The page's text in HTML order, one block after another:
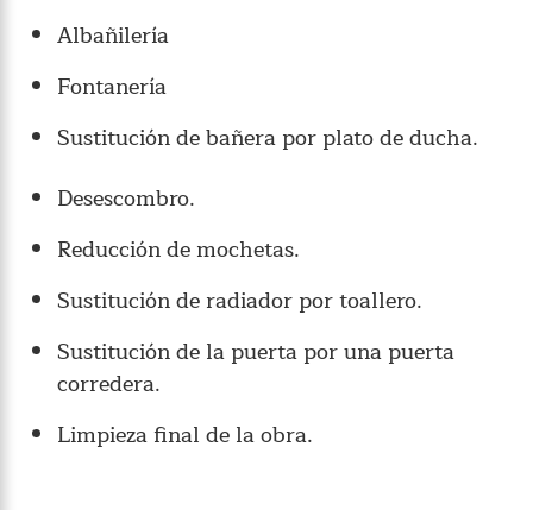
Albañilería
Fontanería
Sustitución de bañera por plato de ducha.
Desescombro.
Reducción de mochetas.
Sustitución de radiador por toallero.
Sustitución de la puerta por una puerta
corredera.
Limpieza final de la obra.